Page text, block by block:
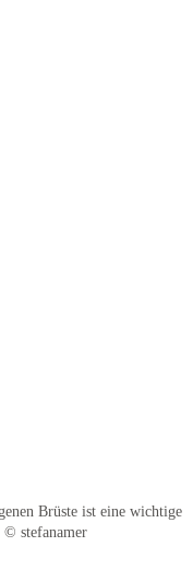
Brüste ist eine wichtige
© stefanamer